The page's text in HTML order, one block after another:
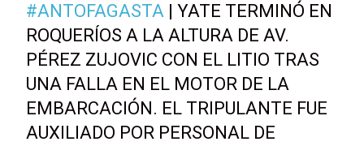
#ANTOFAGASTA | YATE TERMINÓ EN
ROQUERÍOS A LA ALTURA DE AV.
PÉREZ ZUJOVIC CON EL LITIO TRAS
UNA FALLA EN EL MOTOR DE LA
EMBARCACIÓN. EL TRIPULANTE FUE
AUXILIADO POR PERSONAL DE